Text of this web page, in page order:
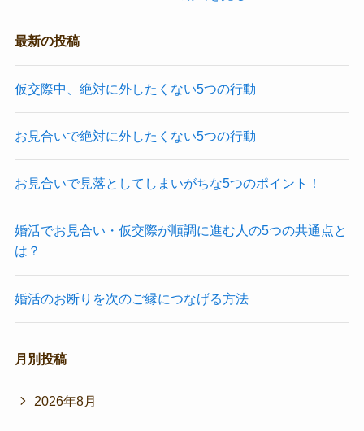
最新の投稿
仮交際中、絶対に外したくない5つの行動
お見合いで絶対に外したくない5つの行動
お見合いで見落としてしまいがちな5つのポイント！
婚活でお見合い・仮交際が順調に進む人の5つの共通点と
は？
婚活のお断りを次のご縁につなげる方法
月別投稿
2026年8月